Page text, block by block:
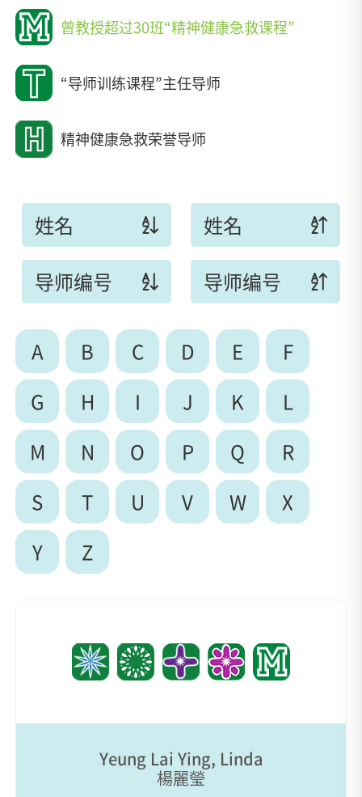
曾教授超过30班“精神健康急救课程”
“导师训练课程”主任导师
精神健康急救荣誉导师
姓名
姓名
导师编号
导师编号
A B C D E
F
G
H I J K
L
M
N O P Q
R
S
T U V W
X
Y
Z
Yeung Lai Ying, Linda
楊麗瑩